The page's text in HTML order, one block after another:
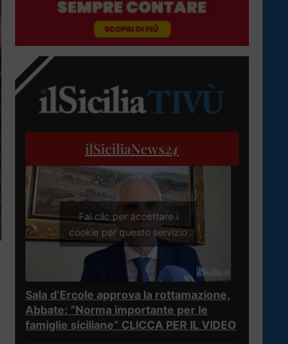
ilSiciliaNews24
Fai clic per accettare i
cookie per questo servizio
Sala d’Ercole approva la rottamazione,
Abbate: “Norma importante per le
famiglie siciliane” CLICCA PER IL VIDEO